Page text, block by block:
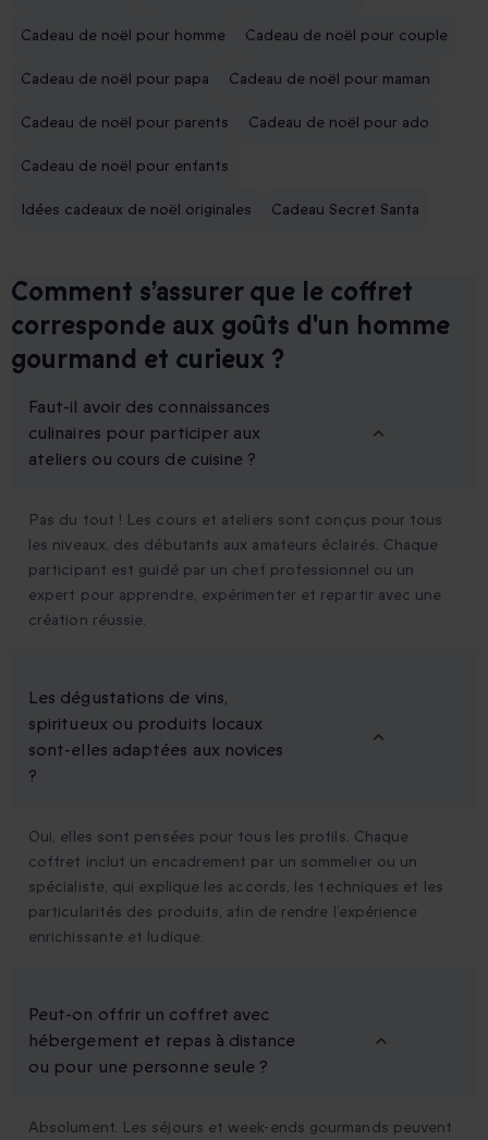
Cadeau de noël pour homme Cadeau de noël pour couple
Cadeau de noël pour papa Cadeau de noël pour maman
Cadeau de noël pour parents Cadeau de noël pour ado
Cadeau de noël pour enfants
Idées cadeaux de noël originales Cadeau Secret Santa
Comment s’assurer que le coffret
corresponde aux goûts d'un homme
gourmand et curieux ?
Faut-il avoir des connaissances
culinaires pour participer aux
ateliers ou cours de cuisine ?
Pas du tout ! Les cours et ateliers sont conçus pour tous
les niveaux, des débutants aux amateurs éclairés. Chaque
participant est guidé par un chef professionnel ou un
expert pour apprendre, expérimenter et repartir avec une
création réussie.
Les dégustations de vins,
spiritueux ou produits locaux
sont-elles adaptées aux novices
?
Oui, elles sont pensées pour tous les profils. Chaque
coffret inclut un encadrement par un sommelier ou un
spécialiste, qui explique les accords, les techniques et les
particularités des produits, afin de rendre l’expérience
enrichissante et ludique.
Peut-on offrir un coffret avec
hébergement et repas à distance
ou pour une personne seule ?
Absolument. Les séjours et week-ends gourmands peuvent